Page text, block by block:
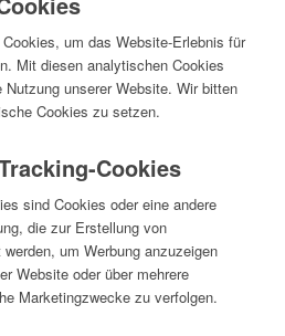
um das Website-Erlebnis für
Mit diesen analytischen Cookies
unserer Website. Wir bitten
Cookies zu setzen.
Cookies
sind Cookies oder eine andere
die zur Erstellung von
um Werbung anzuzeigen
Website oder über mehrere
Marketingzwecke zu verfolgen.